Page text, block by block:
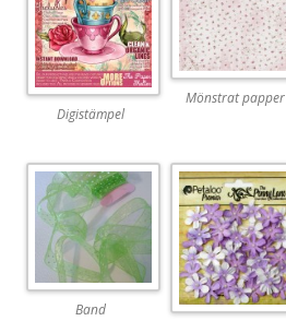
Digistämpel
Mönstrat papper
Band